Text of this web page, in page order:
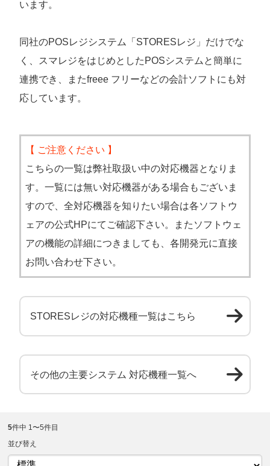
います。
同社のPOSレジシステム「STORESレジ」だけでな
く、スマレジをはじめとしたPOSシステムと簡単に
連携でき、またfreee フリーなどの会計ソフトにも対
応しています。
【 ご注意ください 】
こちらの一覧は弊社取扱い中の対応機器となりま
す。一覧には無い対応機器がある場合もございま
すので、全対応機器を知りたい場合は各ソフトウ
ェアの公式HPにてご確認下さい。またソフトウェ
アの機能の詳細につきましても、各開発元に直接
お問い合わせ下さい。
STORESレジの対応機種一覧はこちら
その他の主要システム 対応機種一覧へ
5件中 1〜5件目
並び替え